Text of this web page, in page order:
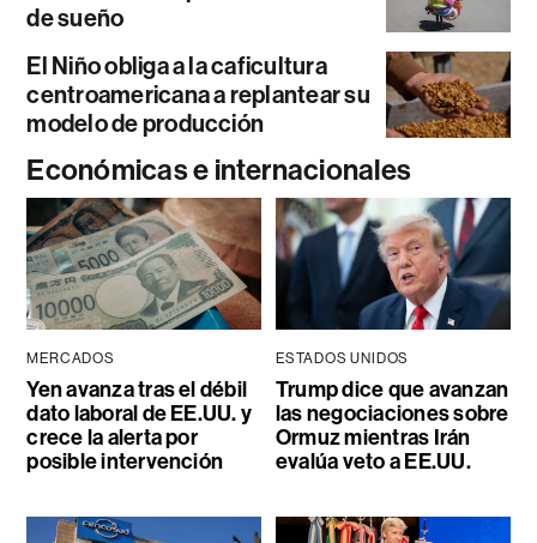
de sueño
El Niño obliga a la caficultura
centroamericana a replantear su
modelo de producción
Económicas e internacionales
MERCADOS
Yen avanza tras el débil
dato laboral de EE.UU. y
crece la alerta por
posible intervención
ESTADOS UNIDOS
Trump dice que avanzan
las negociaciones sobre
Ormuz mientras Irán
evalúa veto a EE.UU.